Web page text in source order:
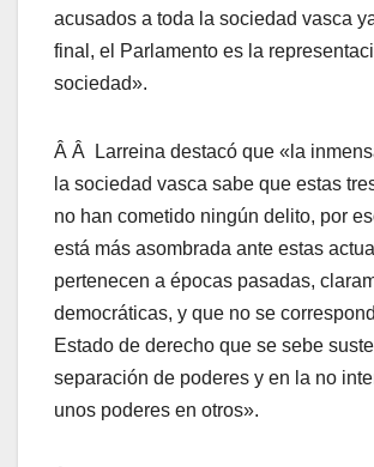
acusados a toda la sociedad vasca
final, el Parlamento es la
sociedad».
Â Â Larreina destacó que «la
la sociedad vasca sabe que estas
no han cometido ningún delito, por
está más asombrada ante estas
pertenecen a épocas pasadas,
democráticas, y que no se
Estado de derecho que se sebe
separación de poderes y en la no
unos poderes en otros».